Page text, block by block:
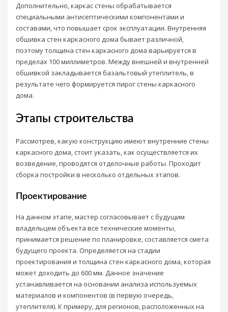
Дополнительно, каркас стены обрабатывается
специальными антисептическими компонентами и
составами, что повышает срок эксплуатации. Внутренняя
обшивка стен каркасного дома бывает различной,
поэтому толщина стен каркасного дома варьируется в
пределах 100 миллиметров. Между внешней и внутренней
обшивкой закладывается базальтовый утеплитель, в
результате чего формируется пирог стены каркасного
дома.
Этапы строительства
Рассмотрев, какую конструкцию имеют внутренние стены
каркасного дома, стоит указать, как осуществляется их
возведение, проводятся отделочные работы. Проходит
сборка постройки в несколько отдельных этапов.
Проектирование
На данном этапе, мастер согласовывает с будущим
владельцем объекта все технические моменты,
принимается решение по планировке, составляется смета
будущего проекта. Определяется на стадии
проектирования и толщина стен каркасного дома, которая
может доходить до 600 мм. Данное значение
устанавливается на основании анализа используемых
материалов и компонентов (в первую очередь,
утеплителя). К примеру, для регионов, расположенных на